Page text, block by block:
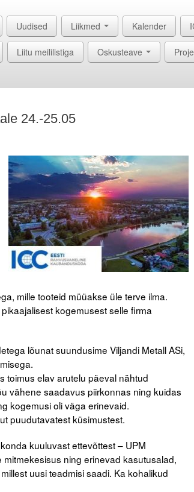
Uudised Liikmed Kalender
Liitu meililistiga Oskusteave
24.-25.05
mille tooteid müüakse üle terve ilma.
kogemusest selle firma
lõunat suundusime Viljandi Metall ASi,
toimus elav arutelu päeval nähtud
vähene saadavus piirkonnas ning kuidas
kogemusi oli väga erinevaid.
puudutavatest küsimustest.
kuuluvast ettevõttest – UPM
ning erinevad kasutusalad,
uusi teadmisi saadi. Ka kohalikud